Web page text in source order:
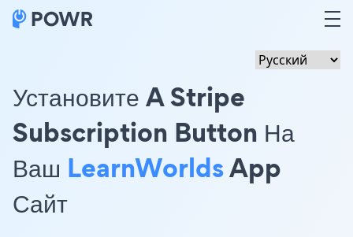
Установите A Stripe
Subscription Button На
Ваш LearnWorldsApp
Сайт